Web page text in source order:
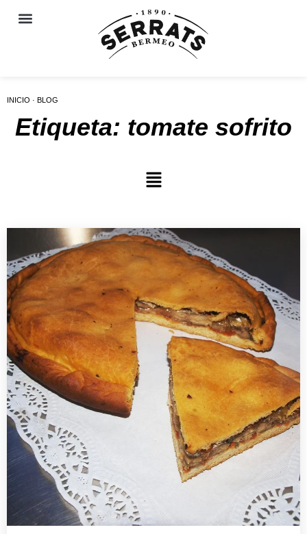
INICIO · BLOG
Etiqueta: tomate sofrito